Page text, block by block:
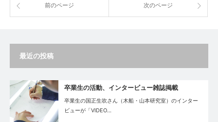
前のページ 次のページ
最近の投稿
卒業生の活動、インタービュー雑誌掲載
卒業生の国正生吹さん（木船・山本研究室）のインター
ビューが「VIDEO…